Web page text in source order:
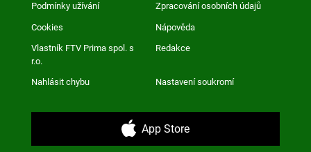
Podmínky užívání Zpracování osobních údajů
Cookies Nápověda
Vlastník FTV Prima spol. s
r.o.
Redakce
Nahlásit chybu Nastavení soukromí
App Store